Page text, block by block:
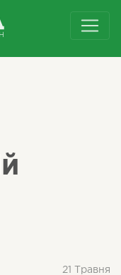
21 Травня